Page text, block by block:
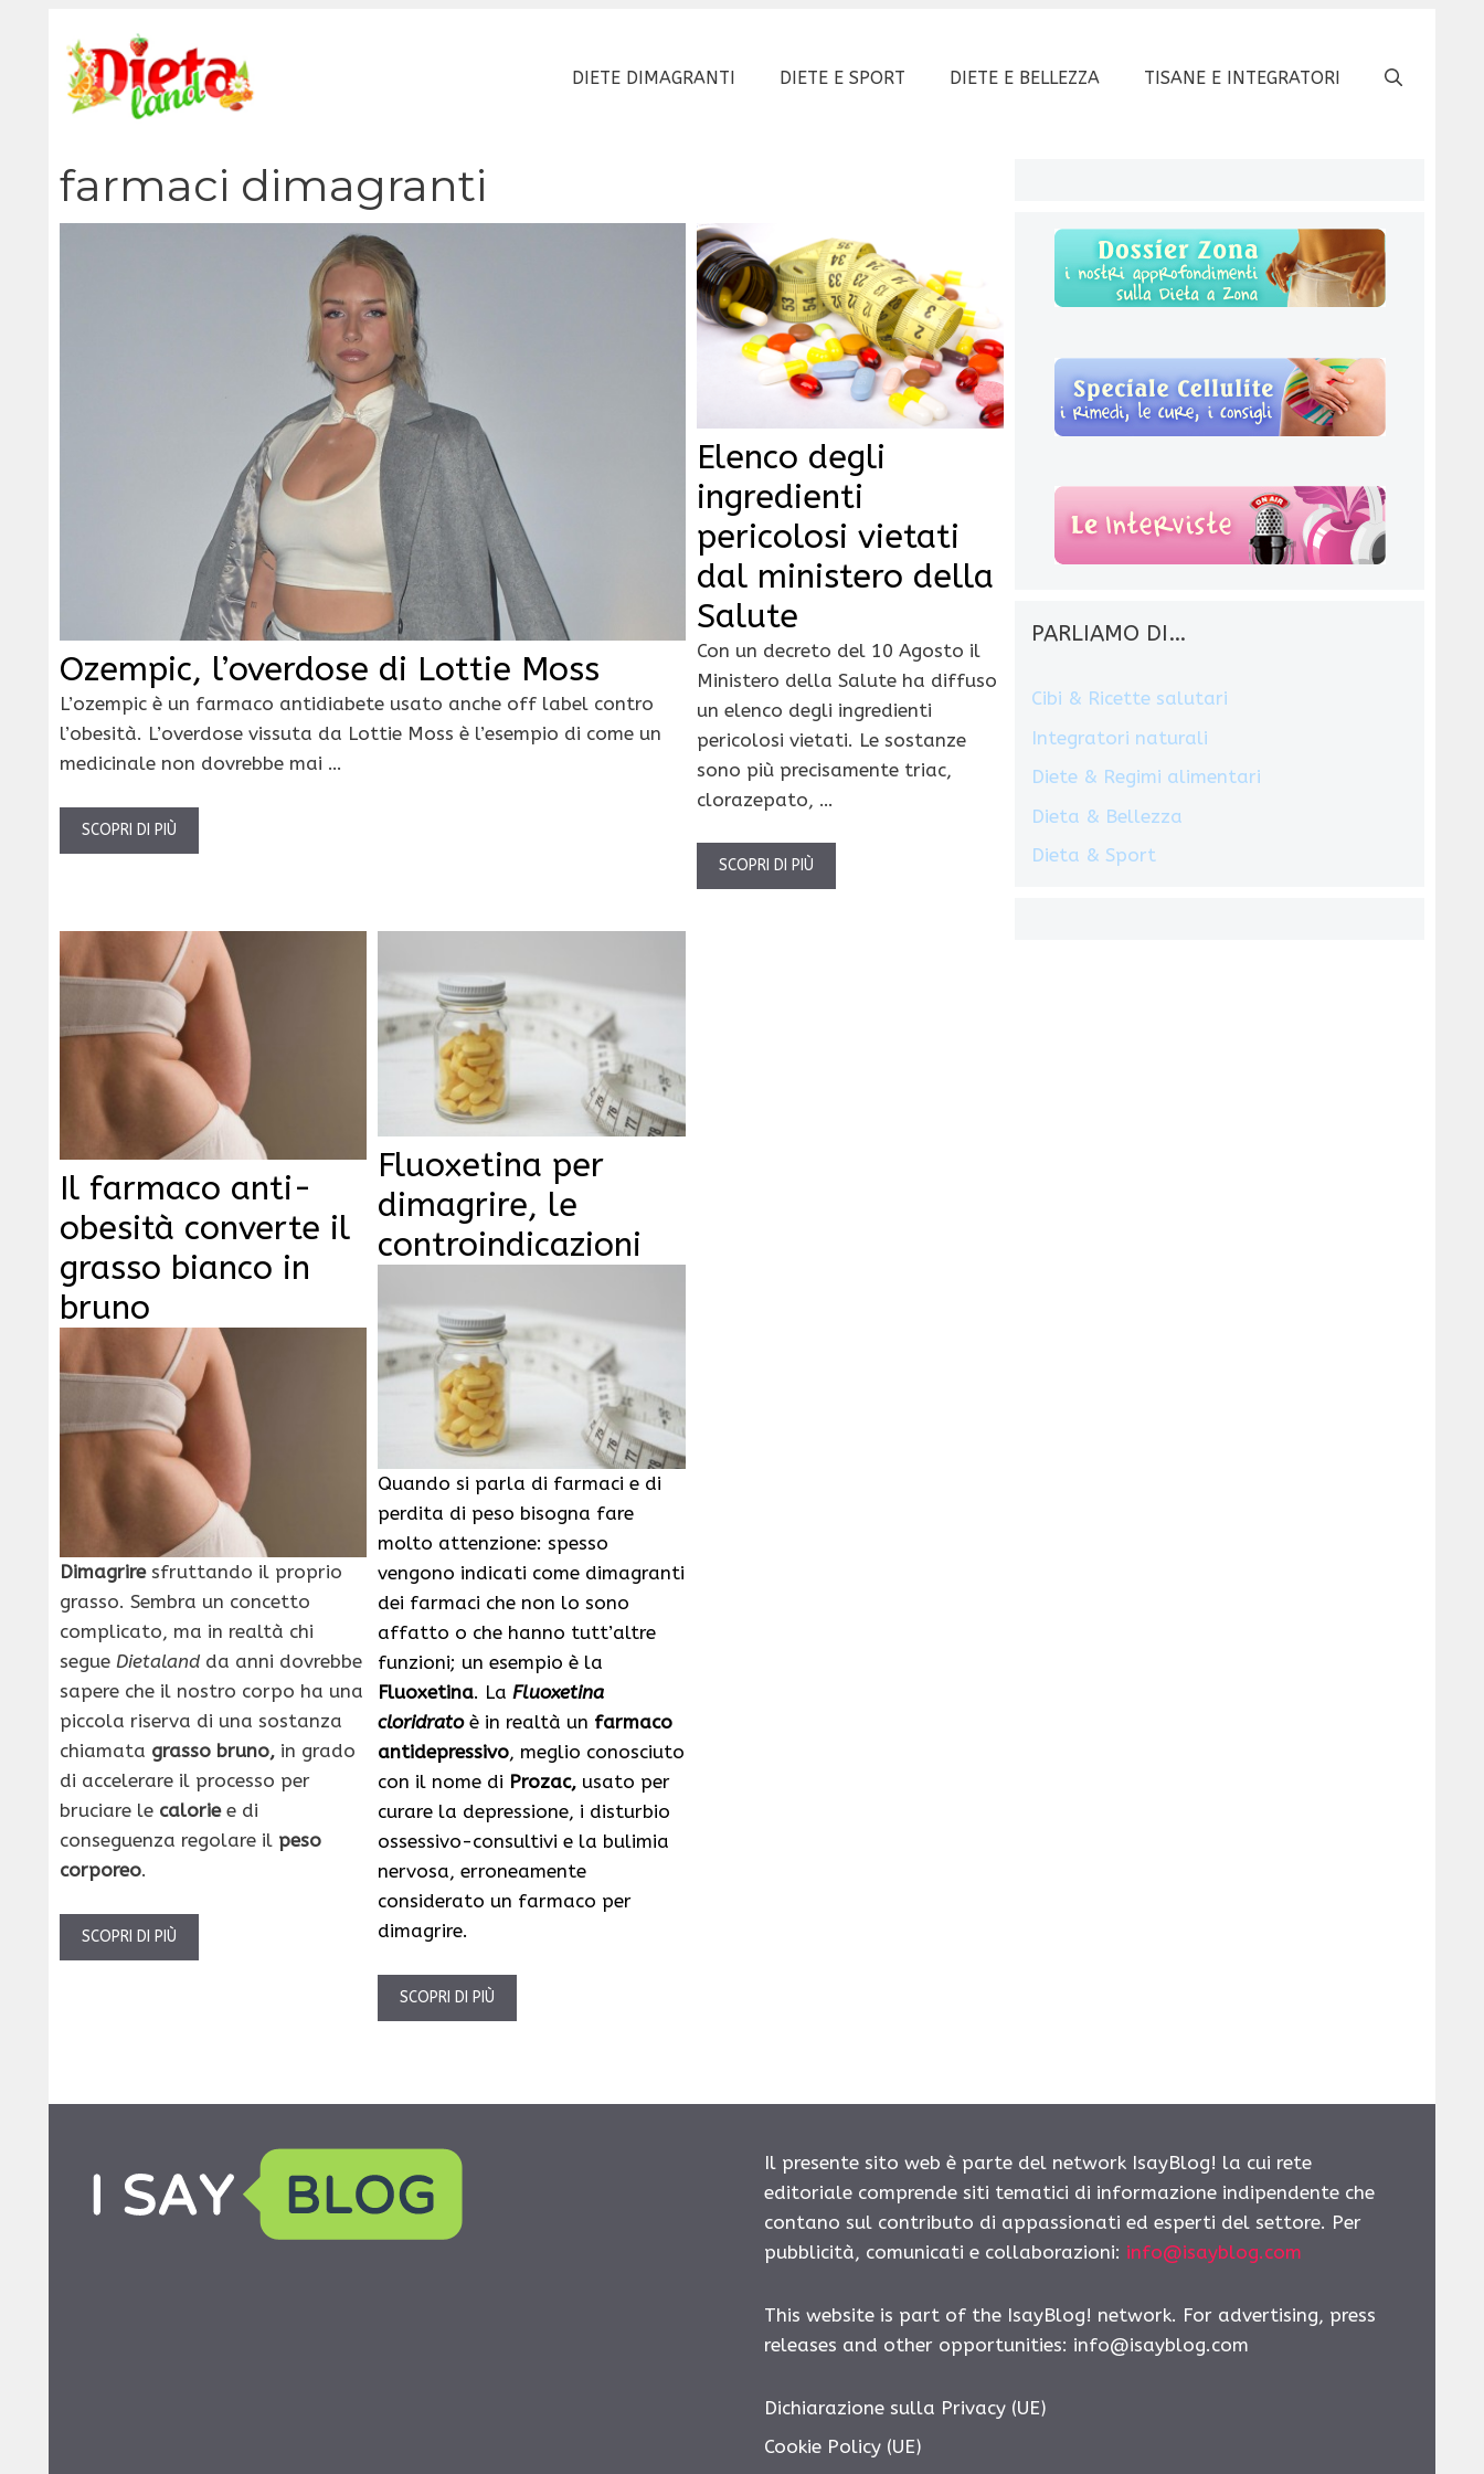
contenuto
DIETE DIMAGRANTI DIETE E SPORT DIETE E BELLEZZA TISANE E INTEGRATORI
farmaci dimagranti
Ozempic, l’overdose di Lottie Moss
L’ozempic è un farmaco antidiabete usato anche off label contro
l’obesità. L’overdose vissuta da Lottie Moss è l’esempio di come un
medicinale non dovrebbe mai …
SCOPRI DI PIÙ
Elenco degli
ingredienti
pericolosi vietati
dal ministero della
Salute
Con un decreto del 10 Agosto il
Ministero della Salute ha diffuso
un elenco degli ingredienti
pericolosi vietati. Le sostanze
sono più precisamente triac,
clorazepato, …
SCOPRI DI PIÙ
Il farmaco anti-
obesità converte il
grasso bianco in
bruno
Dimagriresfruttando il proprio
grasso. Sembra un concetto
complicato, ma in realtà chi
segue Dietaland da anni dovrebbe
sapere che il nostro corpo ha una
piccola riserva di una sostanza
chiamata grasso bruno, in grado
di accelerare il processo per
bruciare le caloriee di
conseguenza regolare il peso
corporeo.
SCOPRI DI PIÙ
Fluoxetina per
dimagrire, le
controindicazioni
Quando si parla di farmaci e di
perdita di peso bisogna fare
molto attenzione: spesso
vengono indicati come dimagranti
dei farmaci che non lo sono
affatto o che hanno tutt’altre
funzioni; un esempio è la
Fluoxetina. LaFluoxetina
cloridratoè in realtà un farmaco
antidepressivo, meglio conosciuto
con il nome di Prozac, usato per
curare la depressione, i disturbio
ossessivo-consultivi e la bulimia
nervosa, erroneamente
considerato un farmaco per
dimagrire.
SCOPRI DI PIÙ
PARLIAMO DI…
Cibi & Ricette salutari
Integratori naturali
Diete & Regimi alimentari
Dieta & Bellezza
Dieta & Sport
Il presente sito web è parte del network IsayBlog! la cui rete
editoriale comprende siti tematici di informazione indipendente che
contano sul contributo di appassionati ed esperti del settore. Per
pubblicità, comunicati e collaborazioni: info@isayblog.com
This website is part of the IsayBlog! network. For advertising, press
releases and other opportunities: info@isayblog.com
Dichiarazione sulla Privacy (UE)
Cookie Policy (UE)